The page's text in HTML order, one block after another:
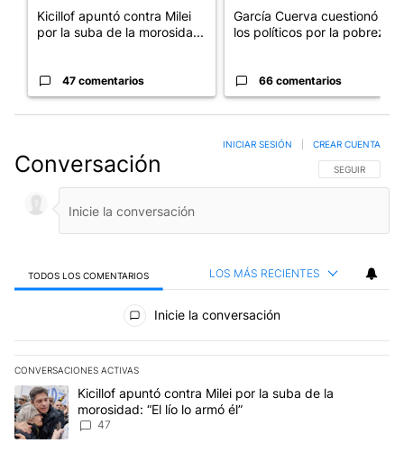
Kicillof apuntó contra Milei
por la suba de la morosida...
47 comentarios
García Cuerva cuestionó a
los políticos por la pobreza
66 comentarios
Conversación SIGA ESTA
SEGUIR
INICIAR SESIÓN CREAR CUENTA
TODOS LOS COMENTARIOS LOS MÁS RECIENTES
Todos los comentarios
Inicie la conversación
CONVERSACIONES ACTIVAS
Este listado muestra los artículos con más comentarios en los
Un artículo de tendencia con el título "Kicillof apuntó contra Milei
Kicillof apuntó contra Milei por la suba de la
morosidad: “El lío lo armó él”
47